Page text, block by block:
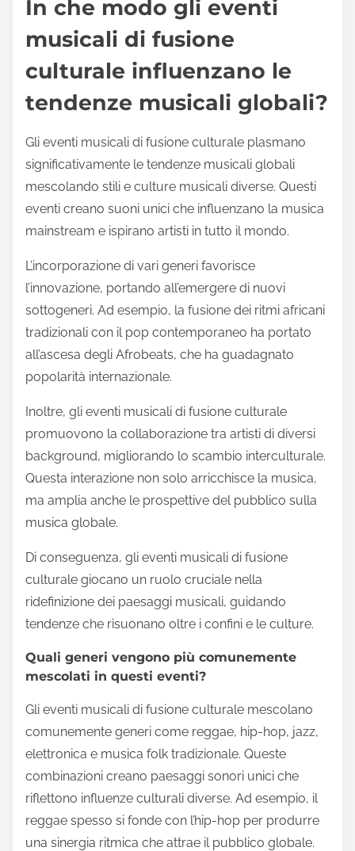
In che modo gli eventi
musicali di fusione
culturale influenzano le
tendenze musicali globali?
Gli eventi musicali di fusione culturale plasmano
significativamente le tendenze musicali globali
mescolando stili e culture musicali diverse. Questi
eventi creano suoni unici che influenzano la musica
mainstream e ispirano artisti in tutto il mondo.
L’incorporazione di vari generi favorisce
l’innovazione, portando all’emergere di nuovi
sottogeneri. Ad esempio, la fusione dei ritmi africani
tradizionali con il pop contemporaneo ha portato
all’ascesa degli Afrobeats, che ha guadagnato
popolarità internazionale.
Inoltre, gli eventi musicali di fusione culturale
promuovono la collaborazione tra artisti di diversi
background, migliorando lo scambio interculturale.
Questa interazione non solo arricchisce la musica,
ma amplia anche le prospettive del pubblico sulla
musica globale.
Di conseguenza, gli eventi musicali di fusione
culturale giocano un ruolo cruciale nella
ridefinizione dei paesaggi musicali, guidando
tendenze che risuonano oltre i confini e le culture.
Quali generi vengono più comunemente
mescolati in questi eventi?
Gli eventi musicali di fusione culturale mescolano
comunemente generi come reggae, hip-hop, jazz,
elettronica e musica folk tradizionale. Queste
combinazioni creano paesaggi sonori unici che
riflettono influenze culturali diverse. Ad esempio, il
reggae spesso si fonde con l’hip-hop per produrre
una sinergia ritmica che attrae il pubblico globale.